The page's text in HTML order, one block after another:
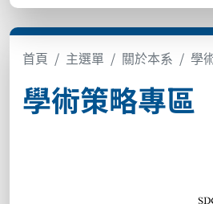
首頁 主選單 關於本系 學
學術策略專區